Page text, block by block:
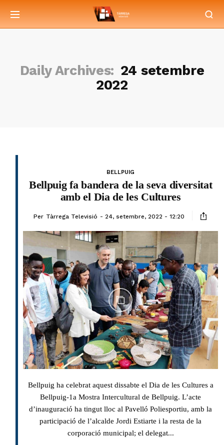
Daily Archives: 24 setembre
2022
BELLPUIG
Bellpuig fa bandera de la seva diversitat
amb el Dia de les Cultures
Per Tàrrega Televisió 24, setembre, 2022 - 12:20
Bellpuig ha celebrat aquest dissabte el Dia de les Cultures a
Bellpuig-1a Mostra Intercultural de Bellpuig. L’acte
d’inauguració ha tingut lloc al Pavelló Poliesportiu, amb la
participació de l’alcalde Jordi Estiarte i la resta de la
corporació municipal; el delegat...